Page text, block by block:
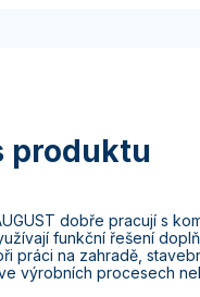
dobře pracují s
funkční řešení
práci na zahradě,
výrobních procesech